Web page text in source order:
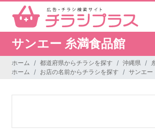
サンエー 糸満食品館
ホーム 都道府県からチラシを探す 沖縄県
ホーム
お店の名前からチラシを探す サンエー